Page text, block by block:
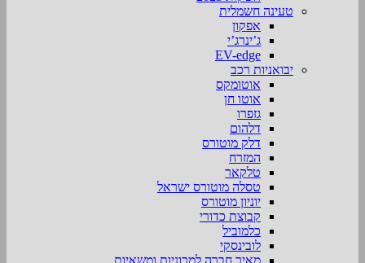
טעינה חשמלית
אפקון
ג’ינרג’י
EV-edge
יבואניות רכב
אוטומקס
אוטו חן
גזפרו
דלהום
דלק מוטורס
המזרח
טלקאר
טסלה מוטורס ישראל
יוניון מוטורס
קבוצת כדורי
כלמוביל
לובינסקי
מאיר חברה למכוניות ומשאיות